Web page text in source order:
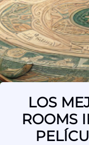
LOS
ROOMS